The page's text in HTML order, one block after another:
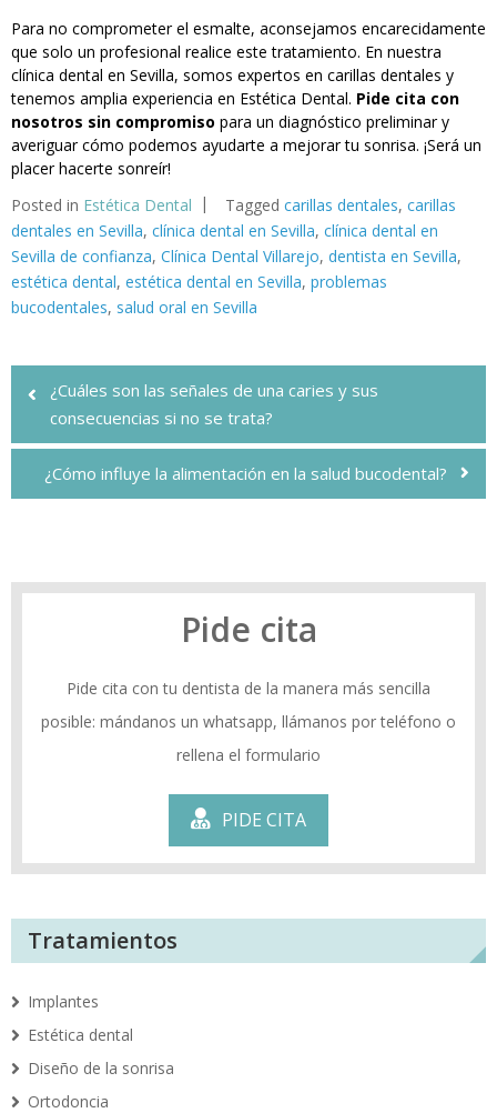
Para no comprometer el esmalte, aconsejamos encarecidamente
que solo un profesional realice este tratamiento. En nuestra
clínica dental en Sevilla, somos expertos en carillas dentales y
tenemos amplia experiencia en Estética Dental. Pide cita con
nosotros sin compromiso para un diagnóstico preliminar y
averiguar cómo podemos ayudarte a mejorar tu sonrisa. ¡Será un
placer hacerte sonreír!
Posted in Estética Dental Tagged carillas dentales, carillas
dentales en Sevilla, clínica dental en Sevilla, clínica dental en
Sevilla de confianza, Clínica Dental Villarejo, dentista en Sevilla,
estética dental, estética dental en Sevilla, problemas
bucodentales, salud oral en Sevilla
Navegación
de
entradas
¿Cuáles son las señales de una caries y sus
consecuencias si no se trata?
¿Cómo influye la alimentación en la salud bucodental?
Pide cita
Pide cita con tu dentista de la manera más sencilla
posible: mándanos un whatsapp, llámanos por teléfono o
rellena el formulario
PIDE CITA
Tratamientos
Implantes
Estética dental
Diseño de la sonrisa
Ortodoncia